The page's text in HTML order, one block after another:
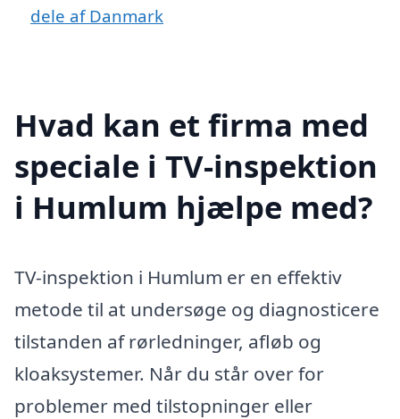
dele af Danmark
Hvad kan et firma med
speciale i TV-inspektion
i Humlum hjælpe med?
TV-inspektion i Humlum er en effektiv
metode til at undersøge og diagnosticere
tilstanden af rørledninger, afløb og
kloaksystemer. Når du står over for
problemer med tilstopninger eller